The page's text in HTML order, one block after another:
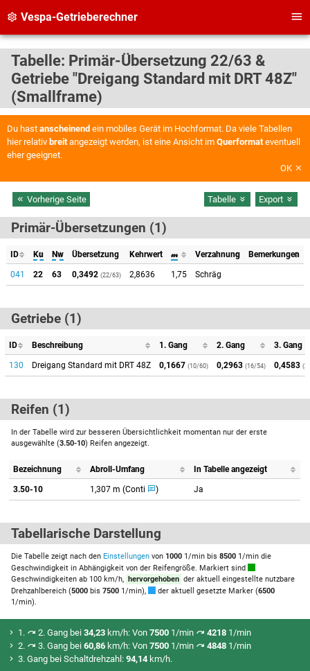
Vespa-Getrieberechner
Tabelle: Primär-Übersetzung 22/63 &
Getriebe "Dreigang Standard mit DRT 48Z"
(Smallframe)
Du hast anscheinend ein mobiles Gerät im Hochformat. Da viele Tabellen
hier relativ breitangezeigt werden, ist eine Ansicht im Querformateventuell
eher geeignet.
OK
Vorherige Seite Tabelle Export
Primär-Übersetzungen (1)
ID Ku Nw Übersetzung Kehrwert 𝓂 Verzahnung Bemerkungen
041 22 63 0,3492 (22/63) 2,8636 1,75 Schräg
Getriebe (1)
ID Beschreibung 1. Gang 2. Gang 3. Gang
130 Dreigang Standard mit DRT 48Z 0,1667 (10/60) 0,2963 (16/54) 0,4583
Reifen (1)
In der Tabelle wird zur besseren Übersichtlichkeit momentan nur der erste
ausgewählte (3.50-10) Reifen angezeigt.
Bezeichnung Abroll-Umfang In Tabelle angezeigt
3.50-10 1,307 m (Conti ) Ja
Tabellarische Darstellung
Die Tabelle zeigt nach den Einstellungen von 1000 1/min bis 8500 1/min die
Geschwindigkeit in Abhängigkeit von der Reifengröße. Markiert sind
Geschwindigkeiten ab 100 km/h, hervorgehoben der aktuell eingestellte nutzbare
Drehzahlbereich (5000 bis 7500 1/min), der aktuell gesetzte Marker (6500
1/min).
1. 2. Gang bei 34,23 km/h: Von 7500 1/min 4218 1/min
2.
3. Gang bei 60,86 km/h: Von 7500 1/min 4848 1/min
3. Gang bei Schaltdrehzahl: 94,14 km/h.